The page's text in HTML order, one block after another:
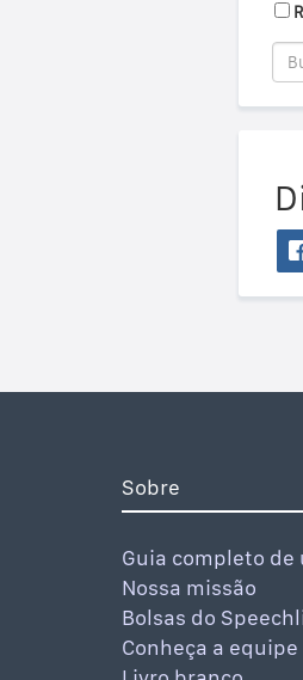
Sobre
Guia completo
Nossa missão
Bolsas do
Conheça a equipe